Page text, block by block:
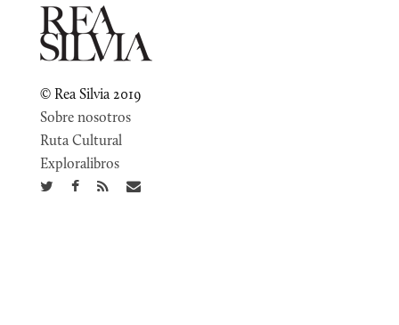
© Rea Silvia 2019
Sobre nosotros
Ruta Cultural
Exploralibros